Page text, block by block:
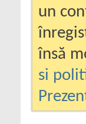
un
însă
si